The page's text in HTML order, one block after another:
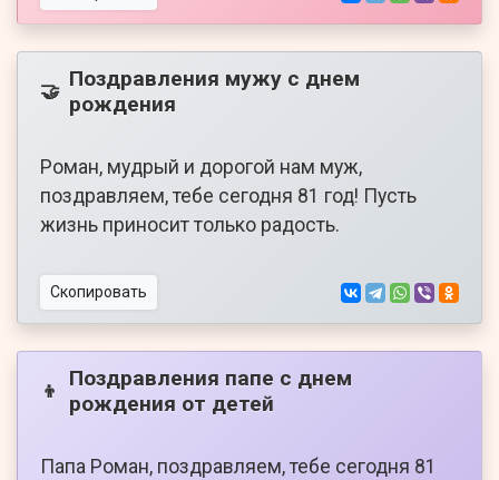
🤝 Поздравления мужу с днем
рождения
Роман, мудрый и дорогой нам муж,
поздравляем, тебе сегодня 81 год! Пусть
жизнь приносит только радость.
Скопировать
👦
Поздравления папе с днем
рождения от детей
Папа Роман, поздравляем, тебе сегодня 81